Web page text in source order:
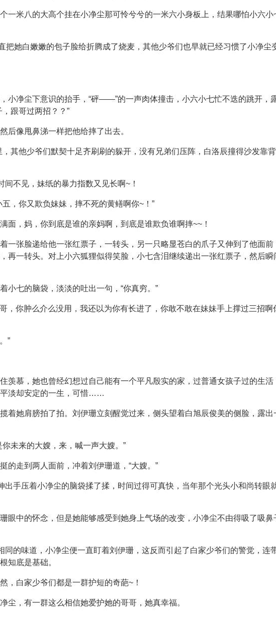
一米八的大高个挂在小净尘那可怜兮兮的一米六小身板上，结果哪怕小六
把她白嫩嫩的包子脸给折腾成了烧麦，其他少爷们也早就已经习惯了小净
小净尘下意识的抬手，“砰——”的一声肉体撞击，小六小七忙不迭的跳开，
跟哥过两招？？”
后像甩鼻涕一样把他给摔了出去。
，其他少爷们默契十足齐刷刷的躲开，没有兄弟们压阵，白洛辰撞得沙发靠
不见，妹纸的暴力指数又见长啊~！
，你又欺负妹妹，摔不死的黄鳝啊你~！”
面，妈，你到底是谁的亲妈啊，到底是谁欺负谁啊摔~~！
一张脸递给他一张红票子，一转头，另一只略显苍白的爪子又伸到了他面
再一转头。对上小六狐狸似得笑脸，小七含泪继续递出一张红票子，然后瞬
小七的脑袋，淡淡的吐出一句，“你真穷。”
，你肿么介么没用，我还以为你有长进了，你敢不敢在妹妹手上撑过三招啊
”
羡慕，她也曾经幻想过自己能有一个平凡殷实的家，过普通女孩子过的生
平淡却安定的一生，可惜……
着她肩膀拍了拍。刘伊珊立刻醒觉过来，侧头望着白旭辰俊美的侧脸，露
未来的大嫂，来，喊一声大嫂。”
的走到两人面前，冲着刘伊珊道，“大嫂。”
出手压着小净尘的脑袋揉了揉，时间过得可真快，当年那个光头小和尚转
眼中的怀念，但是她能够感受到她身上气场的改变，小净尘不由得吸了吸
同的味道，小净尘便一直盯着刘伊珊，这反而引起了白家少爷们的警觉，连
知底是基础。
，白家少爷们都是一群护短的奇葩~！
尘，有一群这么相信她爱护她的哥哥，她真幸福。